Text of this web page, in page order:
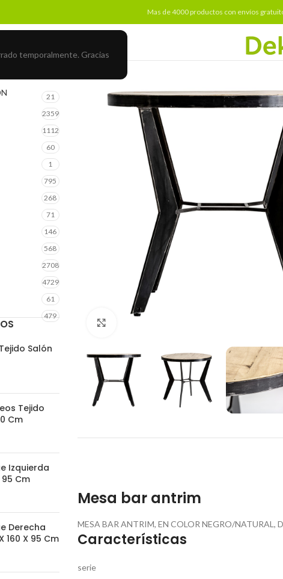
temporalmente. Gracias
Mas de 4000 productos con envíos
21
2359
1112
60
1
795
268
71
146
568
2708
4729
61
479
Salón
Tejido
Cm
Izquierda
95 Cm
Derecha
160 X 95 Cm
Mesa bar antrim
MESA BAR ANTRIM, EN COLOR NEGRO/NATURAL,
Características
serie